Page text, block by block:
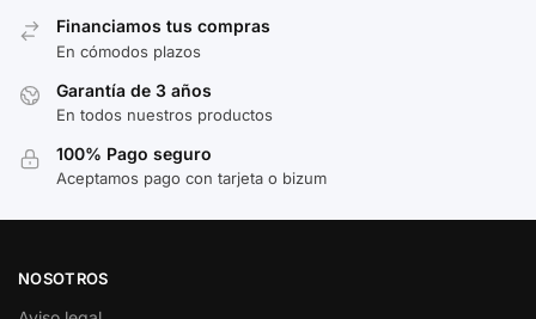
Financiamos tus compras
En cómodos plazos
Garantía de 3 años
En todos nuestros productos
100% Pago seguro
Aceptamos pago con tarjeta o bizum
NOSOTROS